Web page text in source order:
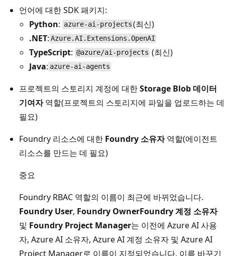
언어에 대한 SDK 패키지:
Python: azure-ai-projects (최신)
.NET: Azure.AI.Extensions.OpenAI
TypeScript: @azure/ai-projects (최신)
Java: azure-ai-agents
프로젝트의 스토리지 계정에 대한Storage Blob 데이터
기여자역할(프로젝트의 스토리지에 파일을 업로드하는 데
필요)
Foundry 리소스에 대한 Foundry 소유자역할(에이전트
리소스를 만드는 데 필요)
중요
Foundry RBAC 역할의 이름이 최근에 바뀌었습니다.
Foundry User, Foundry OwnerFoundry 계정 소유자
및 Foundry Project Manager는 이전에 Azure AI 사용
자, Azure AI 소유자, Azure AI 계정 소유자 및 Azure AI
Project Manager로 이름이 지정되었습니다. 이름 바꾸기